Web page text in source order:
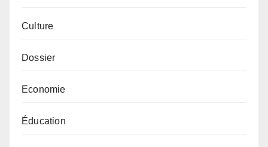
Culture
Dossier
Economie
Éducation